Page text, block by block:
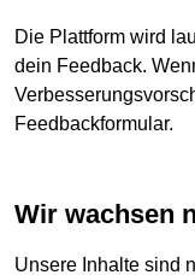
Die Plattform wird
dein Feedback.
Feedbackformular.
Wir wachsen
Unsere Inhalte sind